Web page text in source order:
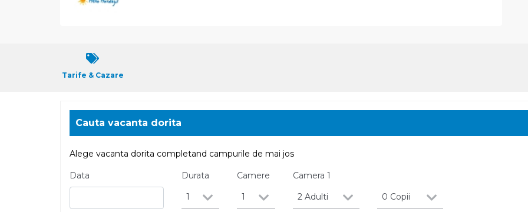
Tarife & Cazare
Cauta vacanta dorita
Alege vacanta dorita completand campurile de mai jos
Data
Durata
1
Camere
1
Camera1
2 Adulti
0 Copii